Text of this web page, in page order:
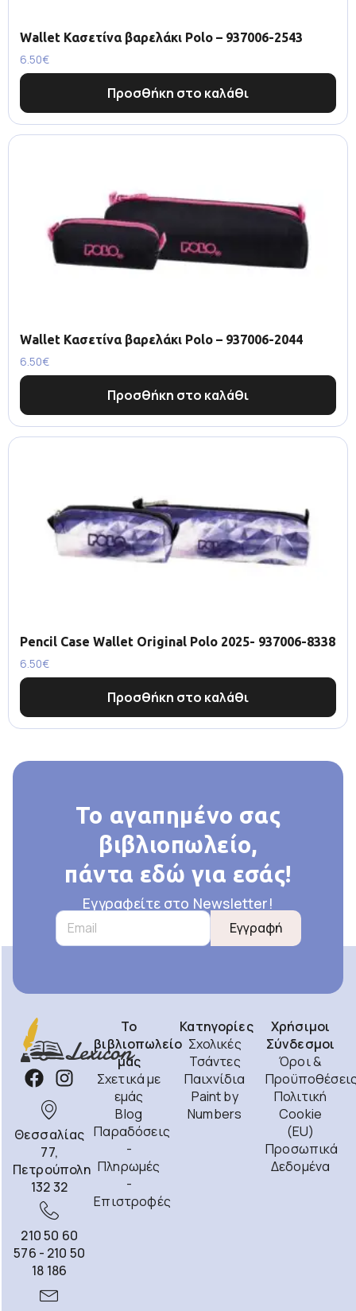
Wallet Κασετίνα βαρελάκι Polo – 937006-2543
6.50€
Προσθήκη στο καλάθι
Wallet Κασετίνα βαρελάκι Polo – 937006-2044
6.50€
Προσθήκη στο καλάθι
Pencil Case Wallet Original Polo 2025- 937006-8338
6.50€
Προσθήκη στο καλάθι
Το αγαπημένο σας
βιβλιοπωλείο,
πάντα εδώ για εσάς!
Εγγραφείτε στο Newsletter!
Εγγραφή
Θεσσαλίας
77,
Πετρούπολη
132 32
210 50 60
576 - 210 50
18 186
Το
βιβλιοπωλείο
μας
Σχετικά με
εμάς
Blog
Παραδόσεις
-
Πληρωμές
-
Επιστροφές
Κατηγορίες
Σχολικές
Τσάντες
Παιχνίδια
Paint by
Numbers
Χρήσιμοι
Σύνδεσμοι
Όροι &
Πολιτική
Cookie
(EU)
Προσωπικά
Δεδομένα